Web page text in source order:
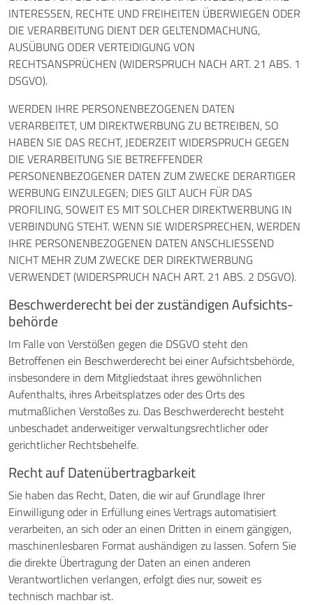
INTERESSEN, RECHTE UND FREIHEITEN ÜBERWIEGEN ODER
DIE VERARBEITUNG DIENT DER GELTENDMACHUNG,
AUSÜBUNG ODER VERTEIDIGUNG VON
RECHTSANSPRÜCHEN (WIDERSPRUCH NACH ART. 21 ABS. 1
DSGVO).
WERDEN IHRE PERSONENBEZOGENEN DATEN
VERARBEITET, UM DIREKTWERBUNG ZU BETREIBEN, SO
HABEN SIE DAS RECHT, JEDERZEIT WIDERSPRUCH GEGEN
DIE VERARBEITUNG SIE BETREFFENDER
PERSONENBEZOGENER DATEN ZUM ZWECKE DERARTIGER
WERBUNG EINZULEGEN; DIES GILT AUCH FÜR DAS
PROFILING, SOWEIT ES MIT SOLCHER DIREKTWERBUNG IN
VERBINDUNG STEHT. WENN SIE WIDERSPRECHEN, WERDEN
IHRE PERSONENBEZOGENEN DATEN ANSCHLIESSEND
NICHT MEHR ZUM ZWECKE DER DIREKTWERBUNG
VERWENDET (WIDERSPRUCH NACH ART. 21 ABS. 2 DSGVO).
Beschwerde­recht bei der zuständigen Aufsichts­
behörde
Im Falle von Verstößen gegen die DSGVO steht den
Betroffenen ein Beschwerderecht bei einer Aufsichtsbehörde,
insbesondere in dem Mitgliedstaat ihres gewöhnlichen
Aufenthalts, ihres Arbeitsplatzes oder des Orts des
mutmaßlichen Verstoßes zu. Das Beschwerderecht besteht
unbeschadet anderweitiger verwaltungsrechtlicher oder
gerichtlicher Rechtsbehelfe.
Recht auf Daten­übertrag­barkeit
Sie haben das Recht, Daten, die wir auf Grundlage Ihrer
Einwilligung oder in Erfüllung eines Vertrags automatisiert
verarbeiten, an sich oder an einen Dritten in einem gängigen,
maschinenlesbaren Format aushändigen zu lassen. Sofern Sie
die direkte Übertragung der Daten an einen anderen
Verantwortlichen verlangen, erfolgt dies nur, soweit es
technisch machbar ist.